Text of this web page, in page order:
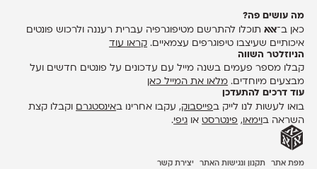
מה עושים פה?
כאן ב־אאאתוכלו להתרשם מטיפוגרפיה עברית רעננה ולרכוש פונטים
איכותיים שעיצבו טיפוגרפים עצמאיים. קראו עוד
הניוזלטר השווה
קבלו מספר פעמים בשנה מייל עם עדכונים על פונטים חדשים ועל
מבצעים מיוחדים. מלאו את המייל כאן
עוד דרכים להתעדכן
בואו לעשות לנו לייק בפייסבוק, עקבו אחרינו באינסטגרם
וקבלו קצת
השראה בוימאו , פינטרסטאו גיפי.
מפת אתר תקנון ונגישות האתר יצירת קשר